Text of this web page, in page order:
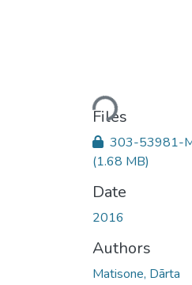
Loading...
Files
303-53981-
(1.68 MB)
Date
2016
Authors
Matisone, Dārta